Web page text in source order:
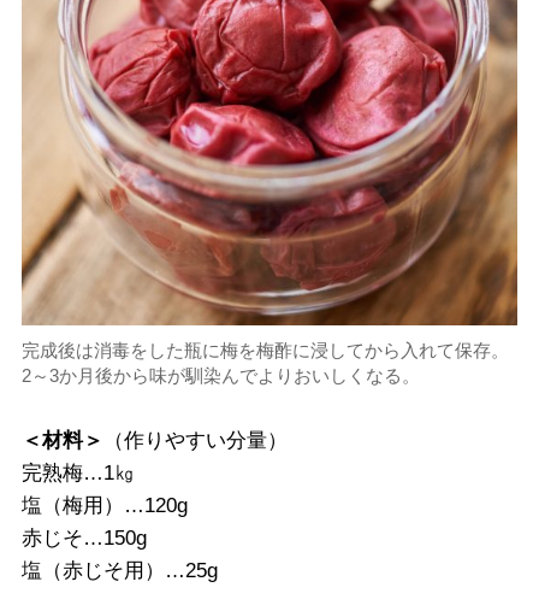
完成後は消毒をした瓶に梅を梅酢に浸してから入れて保存。
2～3か月後から味が馴染んでよりおいしくなる。
＜材料＞
（作りやすい分量）
完熟梅…1㎏
塩（梅用）…120g
赤じそ…150g
塩（赤じそ用）…25g